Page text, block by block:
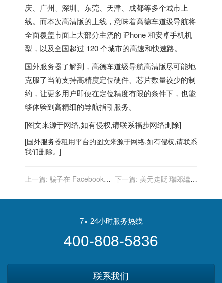
庆、广州、深圳、东莞、天津、成都等多个城市上
线。而本次高清版的上线， 意味着高德车道级导航将
全面覆盖市面上大部分主流的 iPhone 和安卓手机机
型，以及全国超过 120 个城市的高速和快速路。
国外服务器了解到，高德车道级导航高清版尽可能地
克服了当前支持高精度定位硬件、芯片数量较少的制
约，让更多用户即便在定位精度有限的条件下，也能
够体验到高精细的导航指引服务。
[图文来源于网络,如有侵权,请联系福步网络删除]
[国外服务器租用平台的图文来源于网络,如有侵权,请联系
我们删除。]
上一篇: 骗子在 Facebook
证
下一篇: 美元走貶 瑞郎繼續
7× 24小时服务热线
400-808-5836
联系我们